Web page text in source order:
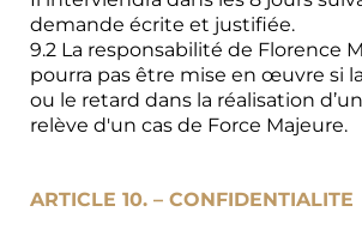
demande écrite et justifiée.
9.2 La responsabilité de Florence
pourra pas être mise en œuvre si
ou le retard dans la réalisation
relève d'un cas de Force Majeure.
ARTICLE 10. – CONFIDENTIALITE